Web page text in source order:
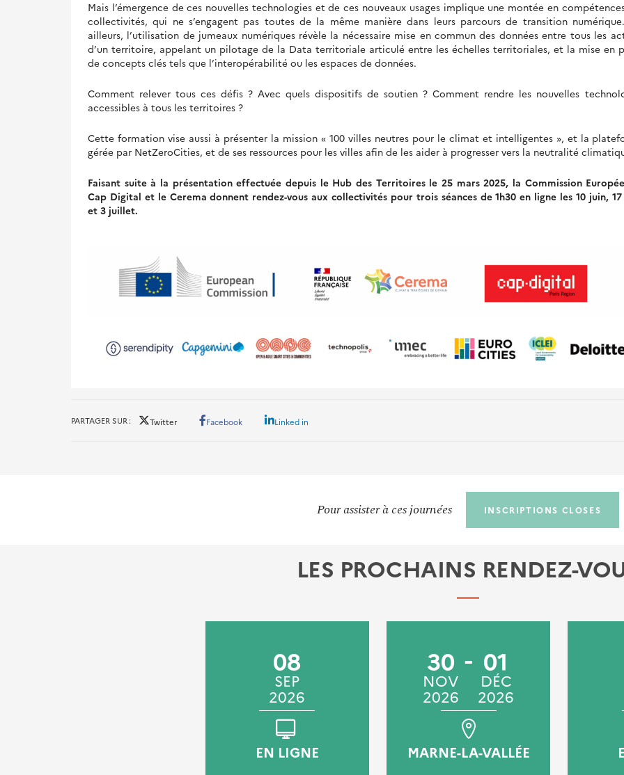
Mais l’émergence de ces nouvelles technologies et de ces nouveaux usages implique une montée en
collectivités, qui ne s’engagent pas toutes de la même manière dans leurs parcours de transition
ailleurs, l’utilisation de jumeaux numériques révèle la nécessaire mise en commun des données entre tous les
d’un territoire, appelant un pilotage de la Data territoriale articulé entre les échelles territoriales, et la mise en
de concepts clés tels que l’interopérabilité ou les espaces de données.
Comment relever tous ces défis ? Avec quels dispositifs de soutien ? Comment rendre les nouvelles
accessibles à tous les territoires ?
Cette formation vise aussi à présenter la mission « 100 villes neutres pour le climat et intelligentes », et la
gérée par NetZeroCities, et de ses ressources pour les villes afin de les aider à progresser vers la neutralité
Faisant suite à la présentation effectuée depuis le Hub des Territoires le 25 mars 2025, la Commission
Cap Digital et le Cerema donnent rendez-vous aux collectivités pour trois séances de 1h30 en ligne les 10 juin,
et 3 juillet.
PARTAGER SUR Twitter Facebook Linked in
Pour assister à ces journées INSCRIPTIONS CLOSES
LES PROCHAINS RENDEZ-
08
SEP
2026
EN LIGNE
30
NOV
2026
01
DÉC
2026
MARNE-LA-VALLÉE